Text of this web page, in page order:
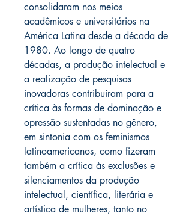
consolidaram nos meios
acadêmicos e universitários na
América Latina desde a década de
1980. Ao longo de quatro
décadas, a produção intelectual e
a realização de pesquisas
inovadoras contribuíram para a
crítica às formas de dominação e
opressão sustentadas no gênero,
em sintonia com os feminismos
latinoamericanos, como fizeram
também a crítica às exclusões e
silenciamentos da produção
intelectual, científica, literária e
artística de mulheres, tanto no